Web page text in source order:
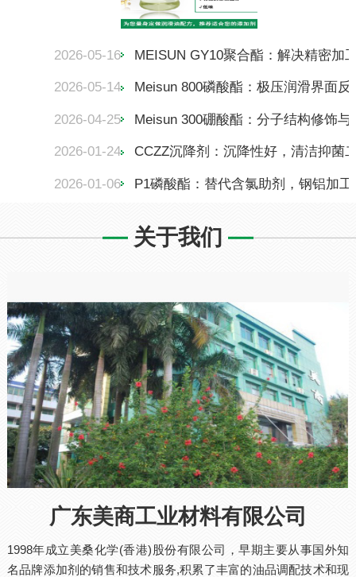
2026-05-16
2026-05-14
2026-04-25
2026-01-24
2026-01-06
CCZZ沉降剂：沉降性好，清洁抑菌
P1磷酸酯：替代含氯助剂，钢铝加
关于我们
广东美商工业材料有限公司
1998年成立美桑化学(香港)股份有限公司，早期主要从事国外知
名品牌添加剂的销售和技术服务,积累了丰富的油品调配技术和现